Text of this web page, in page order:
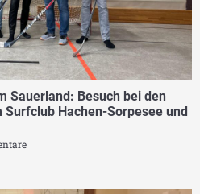
Sauerland: Besuch bei den
Surfclub Hachen-Sorpesee und